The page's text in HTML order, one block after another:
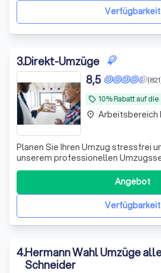
Möbelstück, unversehrt an Ihrem
Verfügbarkeit
3.Direkt-Umzüge
local_offer 10% Rabatt auf
8,5
Planen Sie Ihren Umzug stressfrei
unserem professionellen
dass jeder Umzug einzigartig ist,
maßgeschneiderte Lösungen, die
Bedürfnisse zugeschnitten sind.
erfahrenen Fachleuten steht Ihnen
Verfügbarkeit
Angebot
place Arbeitsbereich
4.Hermann Wahl Umzüge
Schneider